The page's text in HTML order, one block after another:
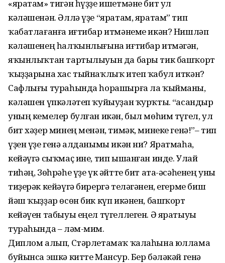
«яратам» тигән һүҙҙе ишетмәне бит ул
кәләшенән. Әллә үҙе “яратам, яратам” тип
ҡабатлағанға иғтибар итмәнеме икән? Нишләп
кәләшенең һалҡынлығына иғтибар итмәгән,
яҡынлыҡтан тартылыуын да бары тик башҡорт
ҡыҙҙарына хас тыйнаҡлыҡ итеп ҡабул иткән?
Сафлығы тураһында һорашырға ла ҡыйманы,
кәләшен үпкәләтеп ҡуйыуҙан ҡурҡты. “Ҡасандыр
уның кемелер булған икән, был мөһим түгел, ул
бит хәҙер минең менән, тимәк, минеке генә!”– тип
үҙен үҙе генә алданымы икән ни? Яратмаһа,
кейәүгә сыҡмаҫ ине, тип ышанған инде. Улай
тиһәң, Зөһрәһе үҙе үк әйтте бит ата-әсәһенең уны
тиҙерәк кейәүгә бирергә теләгәнен, егерме биш
йәш ҡыҙҙар өсөн бик күп икәнен, башҡорт
кейәүен табыуы еңел түгеллеген. Ә яратыуы
тураһында – ләм-мим.
Диплом алып, Стәрлетамаҡ ҡалаһына юллама
буйынса эшкә китте Мансур. Бер бәләкәй генә